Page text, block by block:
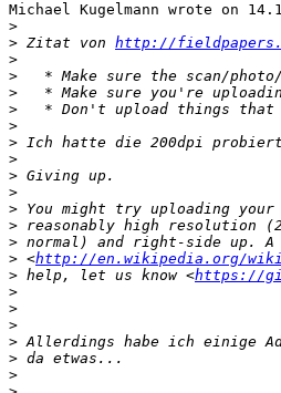
Michael Kugelmann wrote on
>
> Zitat von http://
>
>
>
>
>
>
>
>
>
>
>
>
> <http://en.wikipedia.org/wiki/
> help, let us know <https://
>
>
>
>
>
>